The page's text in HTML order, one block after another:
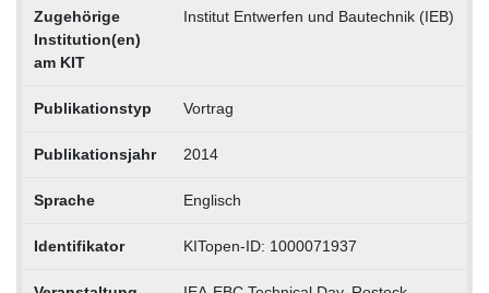
Zugehörige
Institution(en)
am KIT
Institut Entwerfen und Bautechnik (IEB)
Publikationstyp Vortrag
Publikationsjahr 2014
Sprache Englisch
Identifikator KITopen-ID: 1000071937